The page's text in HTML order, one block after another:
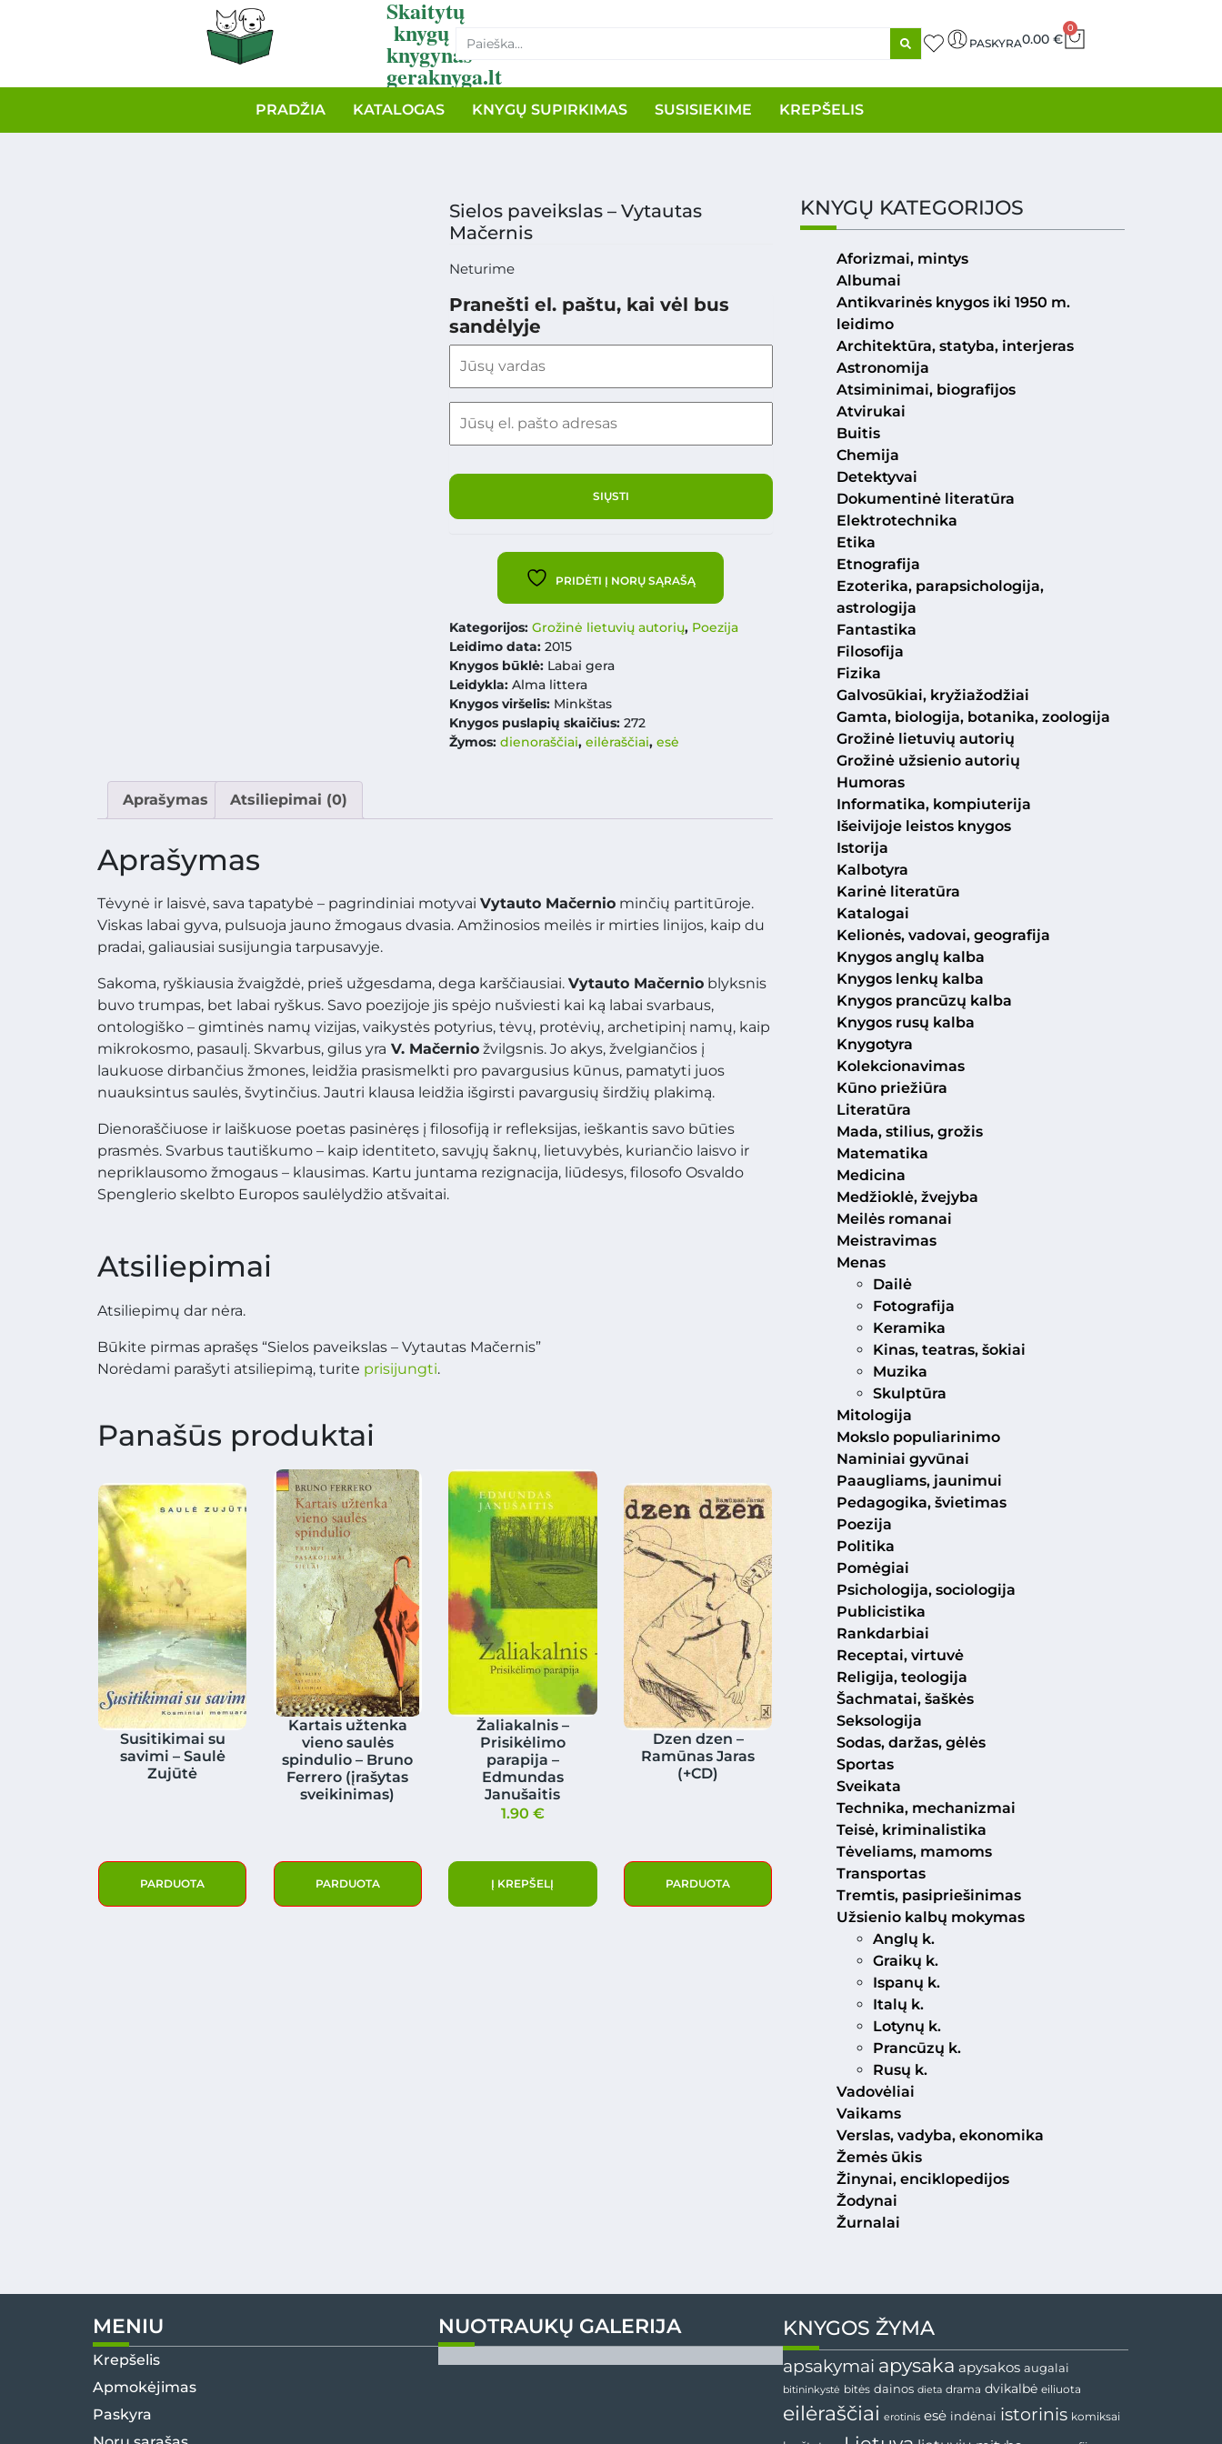
Skaitytų
knygų
knygynas
geraknyga.lt
PASKYRA0.00 €
0
PRADŽIA KATALOGAS KNYGŲ SUPIRKIMAS SUSISIEKIME KREPŠELIS
Sielos paveikslas – Vytautas
Mačernis
Neturime
Pranešti el. paštu, kai vėl bus
sandėlyje
PRIDĖTI Į NORŲ SĄRAŠĄ
Kategorijos: Grožinė lietuvių autorių, Poezija
Leidimo data:2015
Knygos būklė: Labai gera
Leidykla:Alma littera
Knygos viršelis: Minkštas
Knygos puslapių skaičius: 272
Žymos: dienoraščiai, eilėraščiai, esė
Aprašymas Atsiliepimai (0)
Aprašymas
Tėvynė ir laisvė, sava tapatybė – pagrindiniai motyvai Vytauto Mačernio minčių partitūroje.
Viskas labai gyva, pulsuoja jauno žmogaus dvasia. Amžinosios meilės ir mirties linijos, kaip du
pradai, galiausiai susijungia tarpusavyje.
Sakoma, ryškiausia žvaigždė, prieš užgesdama, dega karščiausiai. Vytauto Mačernio blyksnis
buvo trumpas, bet labai ryškus. Savo poezijoje jis spėjo nušviesti kai ką labai svarbaus,
ontologiško – gimtinės namų vizijas, vaikystės potyrius, tėvų, protėvių, archetipinį namų, kaip
mikrokosmo, pasaulį. Skvarbus, gilus yra V. Mačernio žvilgsnis. Jo akys, žvelgiančios į
laukuose dirbančius žmones, leidžia prasismelkti pro pavargusius kūnus, pamatyti juos
nuauksintus saulės, švytinčius. Jautri klausa leidžia išgirsti pavargusių širdžių plakimą.
Dienoraščiuose ir laiškuose poetas pasinėręs į filosofiją ir refleksijas, ieškantis savo būties
prasmės. Svarbus tautiškumo – kaip identiteto, savųjų šaknų, lietuvybės, kuriančio laisvo ir
nepriklausomo žmogaus – klausimas. Kartu juntama rezignacija, liūdesys, filosofo Osvaldo
Spenglerio skelbto Europos saulėlydžio atšvaitai.
Atsiliepimai
Atsiliepimų dar nėra.
Būkite pirmas aprašęs “Sielos paveikslas – Vytautas Mačernis”
Norėdami parašyti atsiliepimą, turite prisijungti.
Panašūs produktai
Susitikimai su
savimi – Saulė
Zujūtė
PARDUOTA
Kartais užtenka
vieno saulės
spindulio – Bruno
Ferrero (įrašytas
sveikinimas)
PARDUOTA
Žaliakalnis –
Prisikėlimo
parapija –
Edmundas
Janušaitis
1.90 €
Į KREPŠELĮ
Dzen dzen –
Ramūnas Jaras
(+CD)
PARDUOTA
KNYGŲ KATEGORIJOS
Aforizmai, mintys
Albumai
Antikvarinės knygos iki 1950 m.
leidimo
Architektūra, statyba, interjeras
Astronomija
Atsiminimai, biografijos
Atvirukai
Buitis
Chemija
Detektyvai
Dokumentinė literatūra
Elektrotechnika
Etika
Etnografija
Ezoterika, parapsichologija,
astrologija
Fantastika
Filosofija
Fizika
Galvosūkiai, kryžiažodžiai
Gamta, biologija, botanika, zoologija
Grožinė lietuvių autorių
Grožinė užsienio autorių
Humoras
Informatika, kompiuterija
Išeivijoje leistos knygos
Istorija
Kalbotyra
Karinė literatūra
Katalogai
Kelionės, vadovai, geografija
Knygos anglų kalba
Knygos lenkų kalba
Knygos prancūzų kalba
Knygos rusų kalba
Knygotyra
Kolekcionavimas
Kūno priežiūra
Literatūra
Mada, stilius, grožis
Matematika
Medicina
Medžioklė, žvejyba
Meilės romanai
Meistravimas
Menas
Dailė
Fotografija
Keramika
Kinas, teatras, šokiai
Muzika
Skulptūra
Mitologija
Mokslo populiarinimo
Naminiai gyvūnai
Paaugliams, jaunimui
Pedagogika, švietimas
Poezija
Politika
Pomėgiai
Psichologija, sociologija
Publicistika
Rankdarbiai
Receptai, virtuvė
Religija, teologija
Šachmatai, šaškės
Seksologija
Sodas, daržas, gėlės
Sportas
Sveikata
Technika, mechanizmai
Teisė, kriminalistika
Tėveliams, mamoms
Transportas
Tremtis, pasipriešinimas
Užsienio kalbų mokymas
Anglų k.
Graikų k.
Ispanų k.
Italų k.
Lotynų k.
Prancūzų k.
Rusų k.
Vadovėliai
Vaikams
Verslas, vadyba, ekonomika
Žemės ūkis
Žinynai, enciklopedijos
Žodynai
Žurnalai
MENIU
Krepšelis
Apmokėjimas
Paskyra
NUOTRAUKŲ GALERIJA KNYGOS ŽYMA
apsakymai apysaka apysakos augalai
bitininkystė bitės dainos dieta drama dvikalbė eiliuota
eilėraščiai erotinis esė indėnai istorinis komiksai